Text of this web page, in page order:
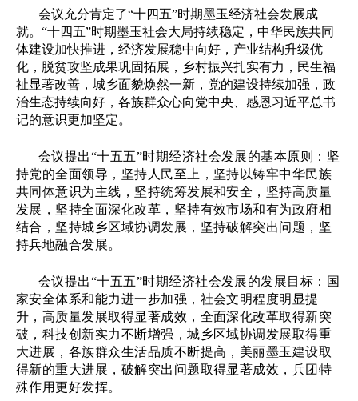
会议充分肯定了“十四五”时期墨玉经济社会发展成
就。 “十四五”时期墨玉社会大局持续稳定，中华民族共同
体建设加快推进，经济发展稳中向好，产业结构升级优
化，脱贫攻坚成果巩固拓展，乡村振兴扎实有力，民生福
祉显著改善，城乡面貌焕然一新，党的建设持续加强，政
治生态持续向好，各族群众心向党中央、感恩习近平总书
记的意识更加坚定。
会议提出“十五五”时期经济社会发展的基本原则：坚
持党的全面领导，坚持人民至上，坚持以铸牢中华民族
共同体意识为主线，坚持统筹发展和安全，坚持高质量
发展，坚持全面深化改革，坚持有效市场和有为政府相
结合，坚持城乡区域协调发展，坚持破解突出问题，坚
持兵地融合发展。
会议提出“十五五”时期经济社会发展的发展目标：国
家安全体系和能力进一步加强，社会文明程度明显提
升，高质量发展取得显著成效，全面深化改革取得新突
破，科技创新实力不断增强，城乡区域协调发展取得重
大进展，各族群众生活品质不断提高，美丽墨玉建设取
得新的重大进展，破解突出问题取得显著成效，兵团特
殊作用更好发挥。